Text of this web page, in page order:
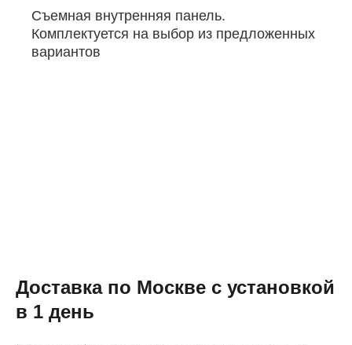
Съемная внутренняя панель.
Комплектуется на выбор из предложенных
вариантов
Доставка по Москве с установкой
в 1 день